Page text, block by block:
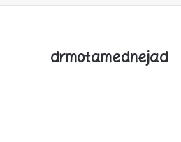
drmotamednejad